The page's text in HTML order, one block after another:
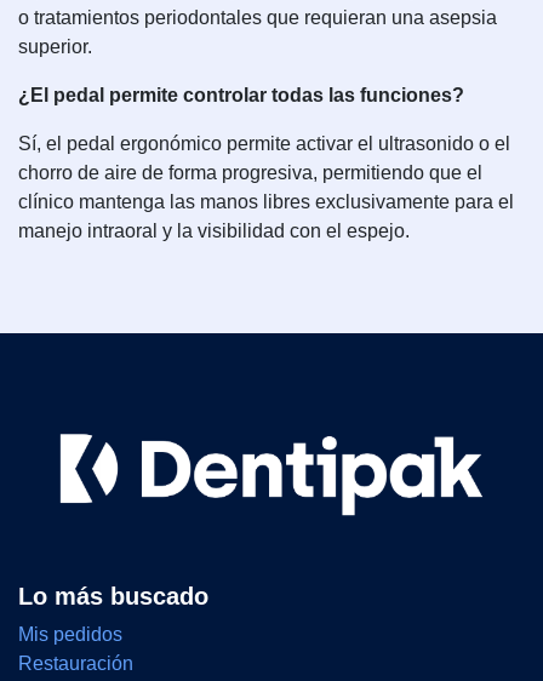
o tratamientos periodontales que requieran una asepsia
superior.
¿El pedal permite controlar todas las funciones?
Sí, el pedal ergonómico permite activar el ultrasonido o el
chorro de aire de forma progresiva, permitiendo que el
clínico mantenga las manos libres exclusivamente para el
manejo intraoral y la visibilidad con el espejo.
Lo más buscado
Mis pedidos
Restauración